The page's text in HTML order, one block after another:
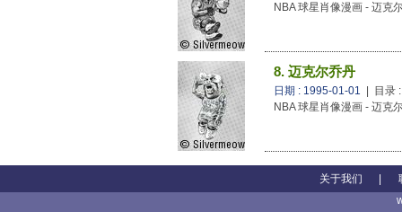
NBA 球星肖像漫画 - 迈克
8. 迈克尔乔丹
日期 : 1995-01-01 | 目录
NBA 球星肖像漫画 - 迈克
关于我们